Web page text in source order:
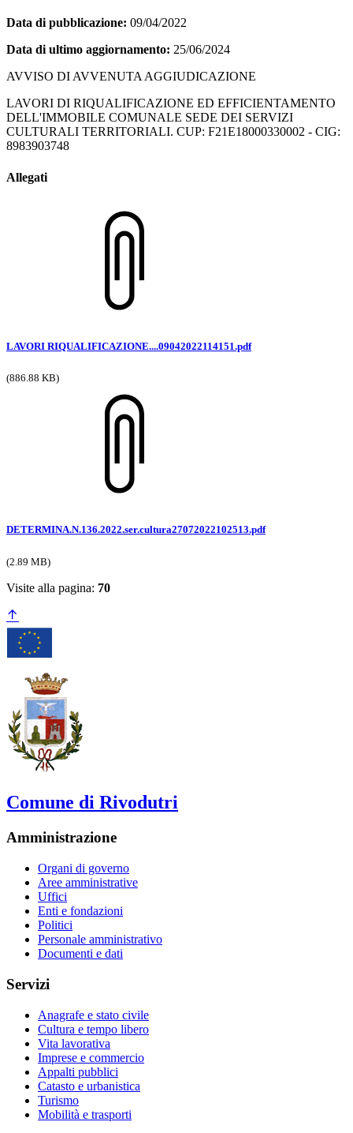
Data di pubblicazione: 09/04/2022
Data di ultimo aggiornamento: 25/06/2024
AVVISO DI AVVENUTA AGGIUDICAZIONE
LAVORI DI RIQUALIFICAZIONE ED EFFICIENTAMENTO
DELL'IMMOBILE COMUNALE SEDE DEI SERVIZI
CULTURALI TERRITORIALI. CUP: F21E18000330002 - CIG:
8983903748
Allegati
LAVORI RIQUALIFICAZIONE....09042022114151.pdf
(886.88 KB)
DETERMINA.N.136.2022.ser.cultura27072022102513.pdf
(2.89 MB)
Visite alla pagina: 70
Comune di Rivodutri
Amministrazione
Organi di governo
Aree amministrative
Uffici
Enti e fondazioni
Politici
Personale amministrativo
Documenti e dati
Servizi
Anagrafe e stato civile
Cultura e tempo libero
Vita lavorativa
Imprese e commercio
Appalti pubblici
Catasto e urbanistica
Turismo
Mobilità e trasporti